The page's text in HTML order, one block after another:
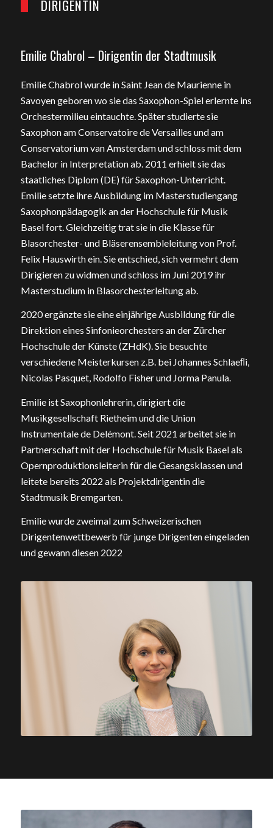
DIRIGENTIN
Emilie Chabrol – Dirigentin der Stadtmusik
Emilie Chabrol wurde in Saint Jean de Maurienne in
Savoyen geboren wo sie das Saxophon-Spiel erlernte ins
Orchestermilieu eintauchte. Später studierte sie
Saxophon am Conservatoire de Versailles und am
Conservatorium van Amsterdam und schloss mit dem
Bachelor in Interpretation ab. 2011 erhielt sie das
staatliches Diplom (DE) für Saxophon-Unterricht.
Emilie setzte ihre Ausbildung im Masterstudiengang
Saxophonpädagogik an der Hochschule für Musik
Basel fort. Gleichzeitig trat sie in die Klasse für
Blasorchester- und Bläserensembleleitung von Prof.
Felix Hauswirth ein. Sie entschied, sich vermehrt dem
Dirigieren zu widmen und schloss im Juni 2019 ihr
Masterstudium in Blasorchesterleitung ab.
2020 ergänzte sie eine einjährige Ausbildung für die
Direktion eines Sinfonieorchesters an der Zürcher
Hochschule der Künste (ZHdK). Sie besuchte
verschiedene Meisterkursen z.B. bei Johannes Schlaeﬂi,
Nicolas Pasquet, Rodolfo Fisher und Jorma Panula.
Emilie ist Saxophonlehrerin, dirigiert die
Musikgesellschaft Rietheim und die Union
Instrumentale de Delémont. Seit 2021 arbeitet sie in
Partnerschaft mit der Hochschule für Musik Basel als
Opernproduktionsleiterin für die Gesangsklassen und
leitete bereits 2022 als Projektdirigentin die
Stadtmusik Bremgarten.
Emilie wurde zweimal zum Schweizerischen
Dirigentenwettbewerb für junge Dirigenten eingeladen
und gewann diesen 2022